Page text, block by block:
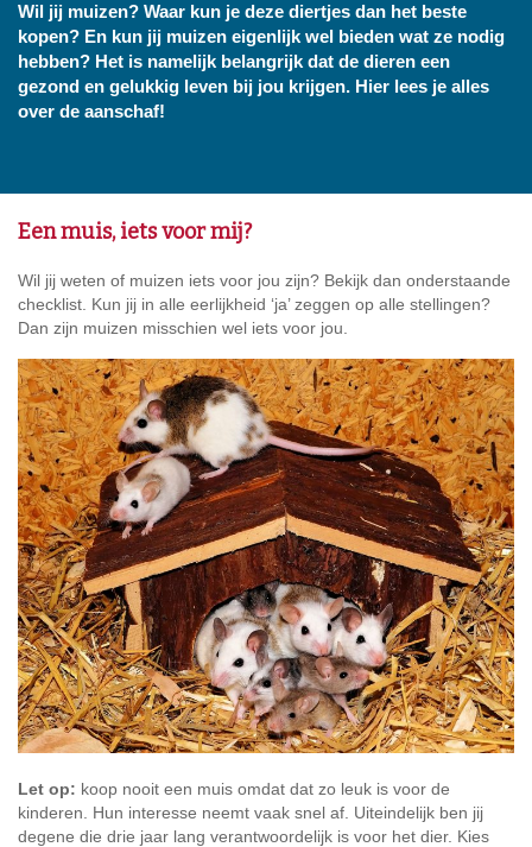
Wil jij muizen? Waar kun je deze diertjes dan het beste
kopen? En kun jij muizen eigenlijk wel bieden wat ze nodig
hebben? Het is namelijk belangrijk dat de dieren een
gezond en gelukkig leven bij jou krijgen. Hier lees je alles
over de aanschaf!
Een muis, iets voor mij?
Wil jij weten of muizen iets voor jou zijn? Bekijk dan onderstaande
checklist. Kun jij in alle eerlijkheid ‘ja’ zeggen op alle stellingen?
Dan zijn muizen misschien wel iets voor jou.
Let op: koop nooit een muis omdat dat zo leuk is voor de
kinderen. Hun interesse neemt vaak snel af. Uiteindelijk ben jij
degene die drie jaar lang verantwoordelijk is voor het dier. Kies